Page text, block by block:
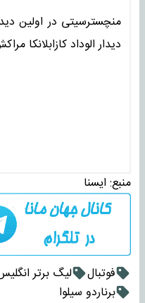
منچسترسیتی در اولین
دیدار الوداد کازابلانکا
منبع: ايسنا
فوتبال لیگ برتر
برناردو سیلوا